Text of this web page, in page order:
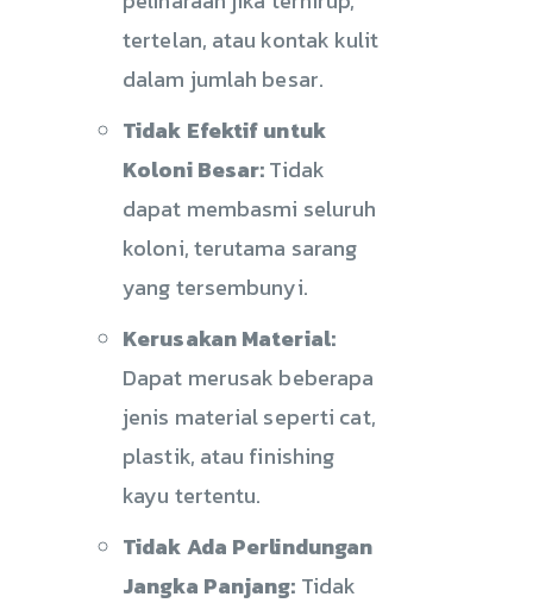
tertelan, atau kontak kulit
dalam jumlah besar.
Tidak Efektif untuk
Koloni Besar:Tidak
dapat membasmi seluruh
koloni, terutama sarang
yang tersembunyi.
Kerusakan Material:
Dapat merusak beberapa
jenis material seperti cat,
plastik, atau finishing
kayu tertentu.
Tidak Ada Perlindungan
Jangka Panjang: Tidak